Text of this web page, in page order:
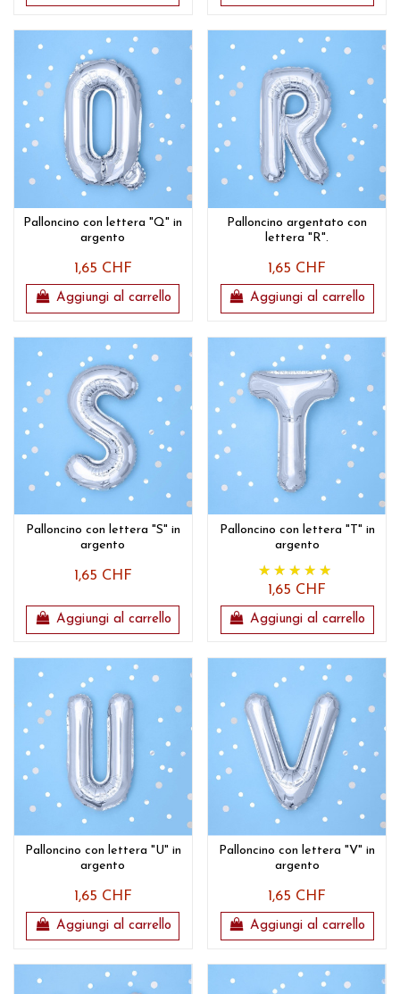
Palloncino con lettera "Q" in
argento
1,65 CHF
Aggiungi al carrello
Palloncino argentato con
lettera "R".
1,65 CHF
Aggiungi al carrello
Palloncino con lettera "S" in
argento
1,65 CHF
Aggiungi al carrello
Palloncino con lettera "T" in
argento
1,65 CHF
Aggiungi al carrello
Palloncino con lettera "U" in
argento
1,65 CHF
Aggiungi al carrello
Palloncino con lettera "V" in
argento
1,65 CHF
Aggiungi al carrello